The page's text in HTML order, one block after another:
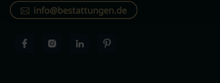
info@bestattungen.de